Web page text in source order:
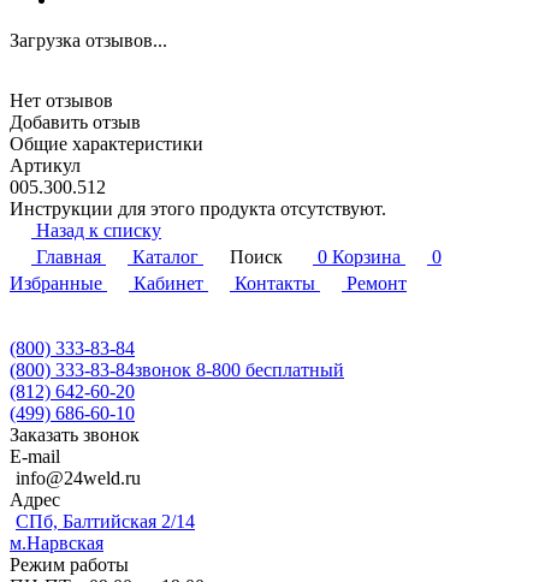
Загрузка отзывов...
Нет отзывов
Добавить отзыв
Общие характеристики
Артикул
005.300.512
Инструкции для этого продукта отсутствуют.
Назад к списку
Главная
Каталог Поиск 0 Корзина
0
Избранные
Кабинет Контакты Ремонт
(800) 333-83-84
(800) 333-83-84звонок 8-800 бесплатный
(812) 642-60-20
(499) 686-60-10
Заказать звонок
E-mail
info@24weld.ru
Адрес
СПб, Балтийская 2/14
м.Нарвская
Режим работы